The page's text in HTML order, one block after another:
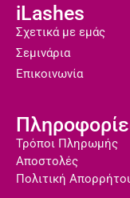
iLashes
Σχετικά με εμάς
Σεμινάρια
Επικοινωνία
Τρόποι Πληρωμής
Αποστολές
Πολιτική